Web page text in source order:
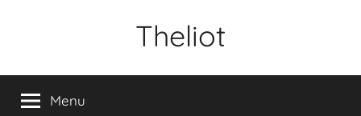
Theliot
Menu